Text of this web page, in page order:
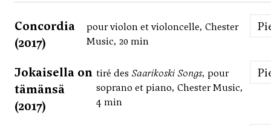
Concordia
(2017)
pour violon et violoncelle, Chester
Music, 20 min
Jokaisella on
tämänsä
(2017)
tiré desSaarikoski Songs, pour
soprano et piano, Chester Music,
4 min